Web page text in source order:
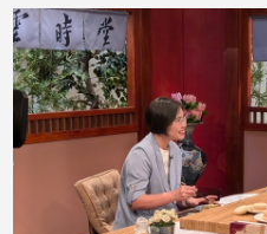
座/
命
理
消
費